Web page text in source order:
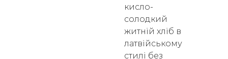
кисло-
солодкий
житній хліб в
латвійському
стилі без